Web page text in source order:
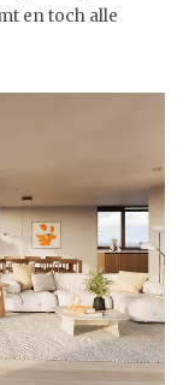
en toch alle